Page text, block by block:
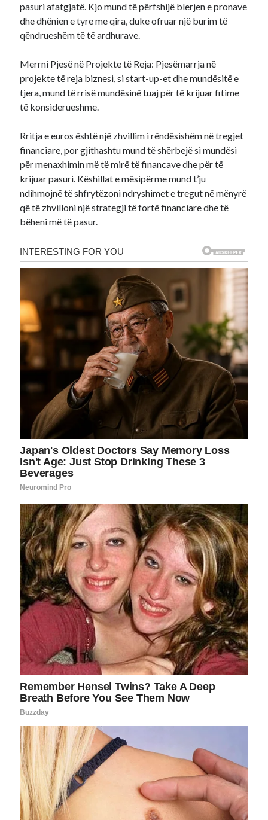
pasuri afatgjatë. Kjo mund të përfshijë blerjen e pronave
dhe dhënien e tyre me qira, duke ofruar një burim të
qëndrueshëm të të ardhurave.
Merrni Pjesë në Projekte të Reja: Pjesëmarrja në
projekte të reja biznesi, si start-up-et dhe mundësitë e
tjera, mund të rrisë mundësinë tuaj për të krijuar fitime
të konsiderueshme.
Rritja e euros është një zhvillim i rëndësishëm në tregjet
financiare, por gjithashtu mund të shërbejë si mundësi
për menaxhimin më të mirë të financave dhe për të
krijuar pasuri. Këshillat e mësipërme mund t’ju
ndihmojnë të shfrytëzoni ndryshimet e tregut në mënyrë
që të zhvilloni një strategji të fortë financiare dhe të
bëheni më të pasur.